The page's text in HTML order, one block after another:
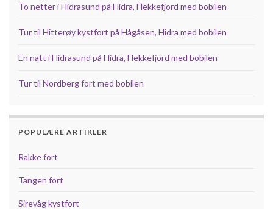
To netter i Hidrasund på Hidra, Flekkefjord med bobilen
Tur til Hitterøy kystfort på Hågåsen, Hidra med bobilen
En natt i Hidrasund på Hidra, Flekkefjord med bobilen
Tur til Nordberg fort med bobilen
POPULÆRE ARTIKLER
Rakke fort
Tangen fort
Sirevåg kystfort